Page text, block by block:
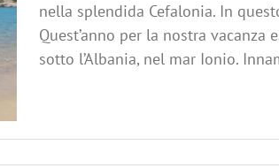
nella splendida Cefalonia. In
Quest’anno per la nostra
sotto l’Albania, nel mar Ionio.